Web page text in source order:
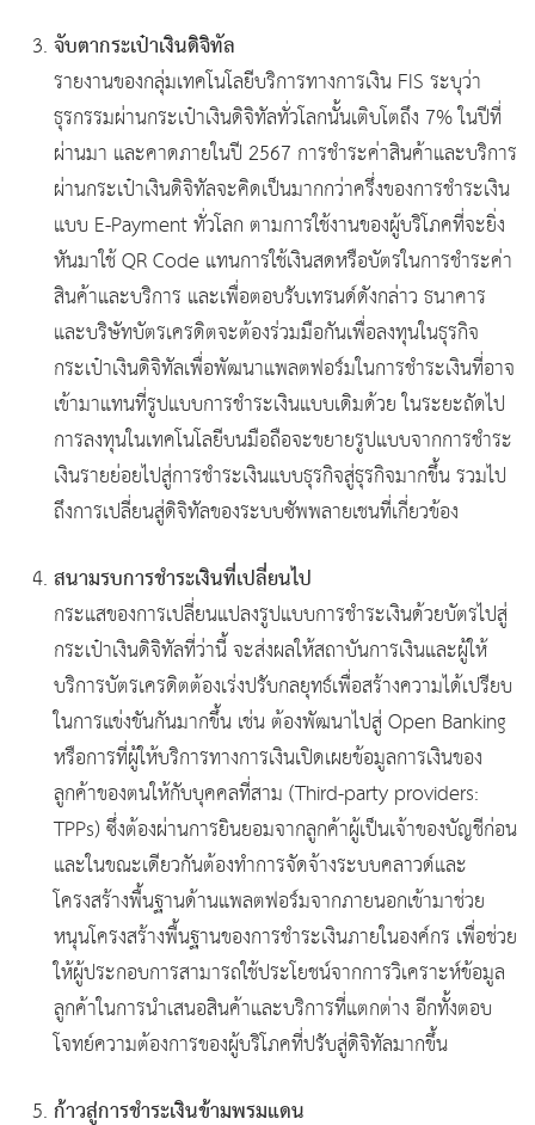
จับตากระเป๋าเงินดิจิทัล
รายงานของกลุ่มเทคโนโลยีบริการทางการเงิน FIS ระบุว่า
ธุรกรรมผ่านกระเป๋าเงินดิจิทัลทั่วโลกนั้นเติบโตถึง 7% ในปีที่
ผ่านมา และคาดภายในปี 2567 การชำระค่าสินค้าและบริการ
ผ่านกระเป๋าเงินดิจิทัลจะคิดเป็นมากกว่าครึ่งของการชำระเงิน
แบบ E-Payment ทั่วโลก ตามการใช้งานของผู้บริโภคที่จะยิ่ง
หันมาใช้ QR Code แทนการใช้เงินสดหรือบัตรในการชำระค่า
สินค้าและบริการ และเพื่อตอบรับเทรนด์ดังกล่าว ธนาคาร
และบริษัทบัตรเครดิตจะต้องร่วมมือกันเพื่อลงทุนในธุรกิจ
กระเป๋าเงินดิจิทัลเพื่อพัฒนาแพลตฟอร์มในการชำระเงินที่อาจ
เข้ามาแทนที่รูปแบบการชำระเงินแบบเดิมด้วย ในระยะถัดไป
การลงทุนในเทคโนโลยีบนมือถือจะขยายรูปแบบจากการชำระ
เงินรายย่อยไปสู่การชำระเงินแบบธุรกิจสู่ธุรกิจมากขึ้น รวมไป
ถึงการเปลี่ยนสู่ดิจิทัลของระบบซัพพลายเชนที่เกี่ยวข้อง
สนามรบการชำระเงินที่เปลี่ยนไป
กระแสของการเปลี่ยนแปลงรูปแบบการชำระเงินด้วยบัตรไปสู่
กระเป๋าเงินดิจิทัลที่ว่านี้ จะส่งผลให้สถาบันการเงินและผู้ให้
บริการบัตรเครดิตต้องเร่งปรับกลยุทธ์เพื่อสร้างความได้เปรียบ
ในการแข่งขันกันมากขึ้น เช่น ต้องพัฒนาไปสู่ Open Banking
หรือการที่ผู้ให้บริการทางการเงินเปิดเผยข้อมูลการเงินของ
ลูกค้าของตนให้กับบุคคลที่สาม (Third-party providers:
TPPs) ซึ่งต้องผ่านการยินยอมจากลูกค้าผู้เป็นเจ้าของบัญชีก่อน
และในขณะเดียวกันต้องทำการจัดจ้างระบบคลาวด์และ
โครงสร้างพื้นฐานด้านแพลตฟอร์มจากภายนอกเข้ามาช่วย
หนุนโครงสร้างพื้นฐานของการชำระเงินภายในองค์กร เพื่อช่วย
ให้ผู้ประกอบการสามารถใช้ประโยชน์จากการวิเคราะห์ข้อมูล
ลูกค้าในการนำเสนอสินค้าและบริการที่แตกต่าง อีกทั้งตอบ
โจทย์ความต้องการของผู้บริโภคที่ปรับสู่ดิจิทัลมากขึ้น
ก้าวสู่การชำระเงินข้ามพรมแดน